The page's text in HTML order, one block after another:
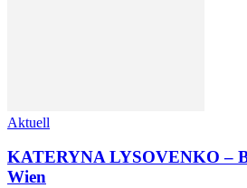
Aktuell
KATERYNA LYSOVENKO –
Wien